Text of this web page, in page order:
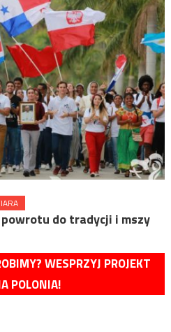
do tradycji i mszy
WESPRZYJ PROJEKT
POLONIA!